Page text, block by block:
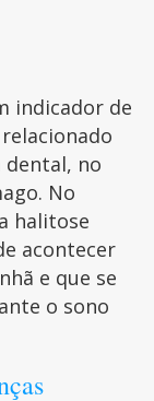
indicador de
dental, no
No
halitose
acontecer
e que se
o sono